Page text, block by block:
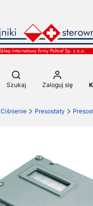
Otwórz wyszukiwarkę
Szukaj Zaloguj się
Ciśnienie Presostaty